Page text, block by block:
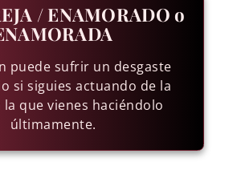
/ ENAMORADO o
puede sufrir un desgaste
si siguies actuando de la
que vienes haciéndolo
últimamente.